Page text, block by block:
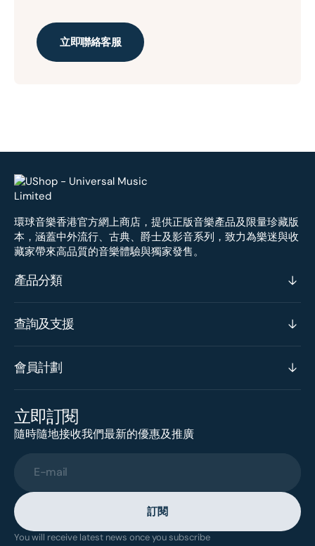
立即聯絡客服
環球音樂香港官方網上商店，提供正版音樂產品及限量珍藏版
本，涵蓋中外流行、古典、爵士及影音系列，致力為樂迷與收
藏家帶來高品質的音樂體驗與獨家發售。
產品分類
查詢及支援
會員計劃
立即訂閱
隨時隨地接收我們最新的優惠及推廣
E-mail
訂閱
You will receive latest news once you subscribe